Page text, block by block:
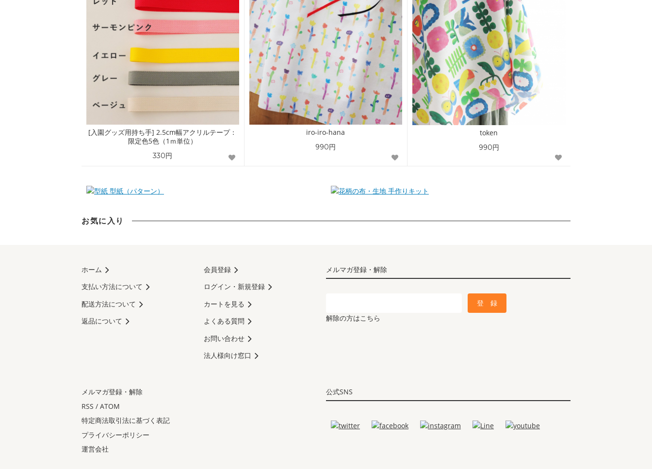
[入園グッズ用持ち手] 2.5cm幅アクリルテープ：
限定色5色（1ｍ単位）
330円
iro-iro-hana
990円
token
990円
型紙（パターン） 手作りキット
お気に入り
メルマガ登録・解除
解除の方はこちら
ホーム
支払い方法について
配送方法について
返品について
会員登録
ログイン・新規登録
カートを見る
よくある質問
お問い合わせ
法人様向け窓口
公式SNS
メルマガ登録・解除
RSS / ATOM
特定商法取引法に基づく表記
プライバシーポリシー
運営会社